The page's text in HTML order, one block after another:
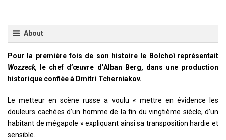
About
Pour la première fois de son histoire le Bolchoï représentait
Wozzeck, le chef d’œuvre d’Alban Berg, dans une production
historique confiée à Dmitri Tcherniakov.
Le metteur en scène russe a voulu « mettre en évidence les
douleurs cachées d’un homme de la fin du vingtième siècle, d’un
habitant de mégapole » expliquant ainsi sa transposition hardie et
sensible.